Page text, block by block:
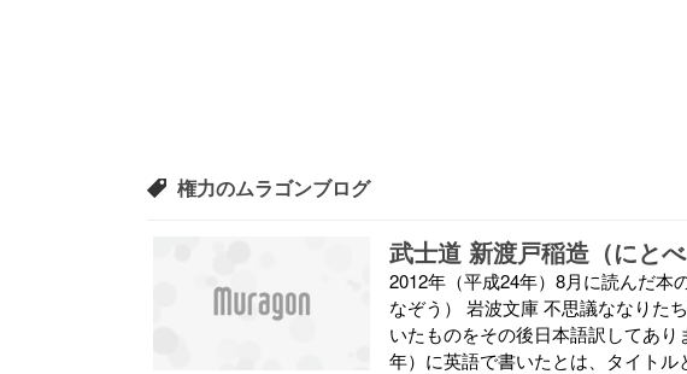
権力のムラゴンブログ
武士道 新渡戸稲造（にとべ
2012年（平成24年）8月に読んだ本
なぞう） 岩波文庫 不思議ななりた
いたものをその後日本語訳してあ
年）に英語で書いたとは、タイトル